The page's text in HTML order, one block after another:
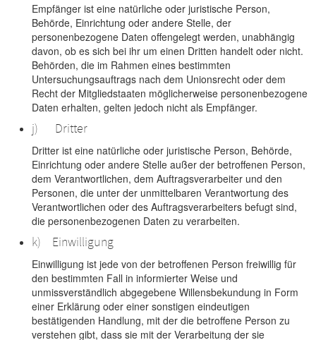
Empfänger ist eine natürliche oder juristische Person,
Behörde, Einrichtung oder andere Stelle, der
personenbezogene Daten offengelegt werden, unabhängig
davon, ob es sich bei ihr um einen Dritten handelt oder nicht.
Behörden, die im Rahmen eines bestimmten
Untersuchungsauftrags nach dem Unionsrecht oder dem
Recht der Mitgliedstaaten möglicherweise personenbezogene
Daten erhalten, gelten jedoch nicht als Empfänger.
j) Dritter
Dritter ist eine natürliche oder juristische Person, Behörde,
Einrichtung oder andere Stelle außer der betroffenen Person,
dem Verantwortlichen, dem Auftragsverarbeiter und den
Personen, die unter der unmittelbaren Verantwortung des
Verantwortlichen oder des Auftragsverarbeiters befugt sind,
die personenbezogenen Daten zu verarbeiten.
k) Einwilligung
Einwilligung ist jede von der betroffenen Person freiwillig für
den bestimmten Fall in informierter Weise und
unmissverständlich abgegebene Willensbekundung in Form
einer Erklärung oder einer sonstigen eindeutigen
bestätigenden Handlung, mit der die betroffene Person zu
verstehen gibt, dass sie mit der Verarbeitung der sie